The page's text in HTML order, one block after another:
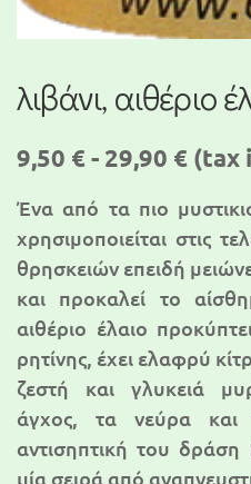
λιβάνι, αιθέριο
9,50 € - 29,90 € (tax
Ένα από τα πιο
χρησιμοποιείται στις
θρησκειών επειδή
και προκαλεί το
αιθέριο έλαιο
ρητίνης, έχει ελαφρύ
ζεστή και γλυκειά
άγχος, τα νεύρα
αντισηπτική του
μία σειρά από